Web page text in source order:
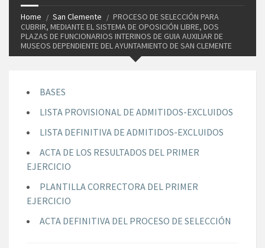
Home San Clemente
PROCESO DE SELECCIÓN PARA
CUBRIR, MEDIANTE EL SISTEMA DE OPOSICIÓN LIBRE, DOS
PLAZAS DE FUNCIONARIOS INTERINOS DE GUIA AUXILIAR DE
MUSEOS DEPENDIENTE DEL AYUNTAMIENTO DE SAN CLEMENTE
BASES
LISTA PROVISIONAL DE ADMITIDOS-EXCLUIDOS
LISTA DEFINITIVA DE ADMITIDOS-EXCLUIDOS
ACTA DE LOS RESULTADOS DEL PRIMER
EJERCICIO
PLANTILLA CORRECTORA DEL PRIMER
EJERCICIO
ACTA DEFINITIVA DEL PROCESO DE SELECCIÓN